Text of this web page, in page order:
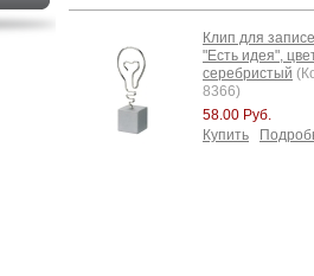
Клип для
"Есть идея",
серебристый
8366)
58.00 Руб.
Купить